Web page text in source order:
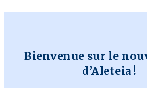
Bienvenue sur le
d’Aleteia !